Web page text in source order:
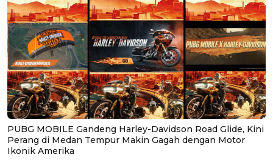
PUBG MOBILE Gandeng Harley-Davidson Road Glide, Kini
Perang di Medan Tempur Makin Gagah dengan Motor
Ikonik Amerika